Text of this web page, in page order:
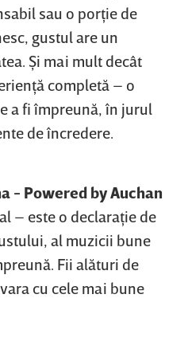
sau o porţie de
gustul are un
Şi mai mult decât
completă – o
a fi împreună, în jurul
de încredere.
- Powered by Auchan
– este o declaraţie de
al muzicii bune
Fii alături de
cu cele mai bune